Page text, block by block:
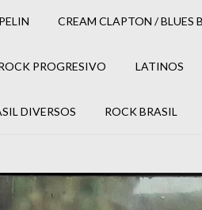
CREAM CLAPTON / BLUES
PROGRESIVO LATINOS
DIVERSOS ROCK BRASIL